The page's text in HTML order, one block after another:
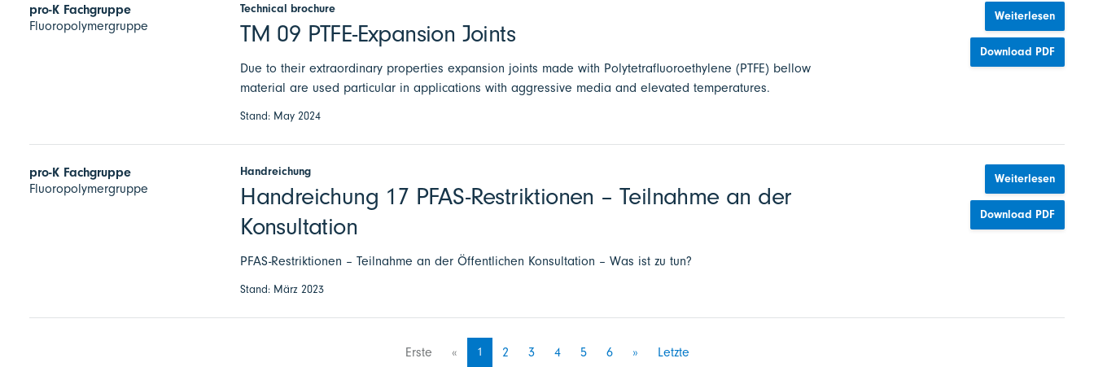
pro-K Fachgruppe
Fluoropolymergruppe
Technical brochure
TM 09 PTFE-Expansion Joints
Due to their extraordinary properties expansion joints made with Polytetrafluoroethylene (PTFE) bellow
material are used particular in applications with aggressive media and elevated temperatures.
Stand: May 2024
Weiterlesen
Download PDF
pro-K Fachgruppe
Fluoropolymergruppe
Handreichung
Handreichung 17 PFAS-Restriktionen – Teilnahme an der
Konsultation
PFAS-Restriktionen – Teilnahme an der Öffentlichen Konsultation – Was ist zu tun?
Stand: März 2023
Weiterlesen
Download PDF
Erste « 1 2 3 4 5 6 » Letzte